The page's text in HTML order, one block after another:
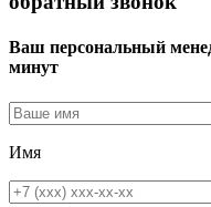
Ваш персональный
минут
Имя